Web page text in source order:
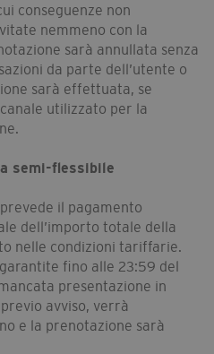
conseguenze non
nemmeno con la
sarà annullata senza
da parte dell’utente o
sarà effettuata, se
utilizzato per la
semi-flessibile
il pagamento
dell’importo totale della
nelle condizioni tariffarie.
fino alle 23:59 del
presentazione in
avviso, verrà
e la prenotazione sarà